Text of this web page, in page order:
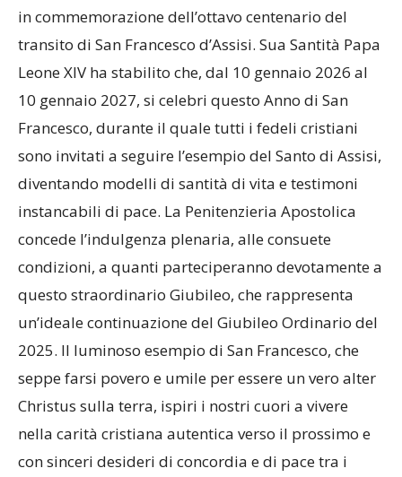
in commemorazione dell’ottavo centenario del
transito di San Francesco d’Assisi. Sua Santità Papa
Leone XIV ha stabilito che, dal 10 gennaio 2026 al
10 gennaio 2027, si celebri questo Anno di San
Francesco, durante il quale tutti i fedeli cristiani
sono invitati a seguire l’esempio del Santo di Assisi,
diventando modelli di santità di vita e testimoni
instancabili di pace. La Penitenzieria Apostolica
concede l’indulgenza plenaria, alle consuete
condizioni, a quanti parteciperanno devotamente a
questo straordinario Giubileo, che rappresenta
un’ideale continuazione del Giubileo Ordinario del
2025. Il luminoso esempio di San Francesco, che
seppe farsi povero e umile per essere un vero alter
Christus sulla terra, ispiri i nostri cuori a vivere
nella carità cristiana autentica verso il prossimo e
con sinceri desideri di concordia e di pace tra i